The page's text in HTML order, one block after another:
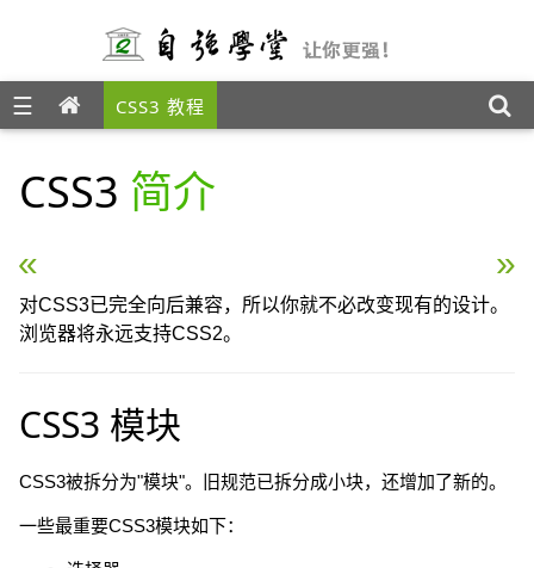
☰ CSS3 教程
CSS3 简介
« CSS3 教程 CSS3 边框（Borders）
对CSS3已完全向后兼容，所以你就不必改变现有的设计。
浏览器将永远支持CSS2。
CSS3 模块
CSS3被拆分为"模块"。旧规范已拆分成小块，还增加了新的。
一些最重要CSS3模块如下：